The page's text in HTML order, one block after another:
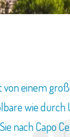
von einem
wie
nach Capo